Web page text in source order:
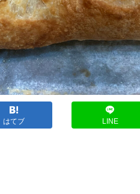
はてブ LINE